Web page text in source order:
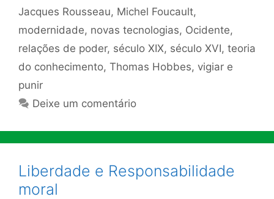
Jacques Rousseau, Michel Foucault,
modernidade, novas tecnologias, Ocidente,
relações de poder, século XIX, século XVI, teoria
do conhecimento, Thomas Hobbes, vigiar e
punir
Deixe um comentário
Liberdade e Responsabilidade
moral